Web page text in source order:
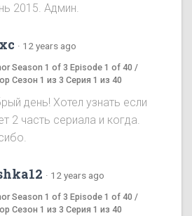
2015. Админ.
· 12 years ago
Season 1 of 3 Episode 1 of 40 /
Сезон 1 из 3 Серия 1 из 40
день! Хотел узнать если
2 часть сериала и когда.
· 12 years ago
Season 1 of 3 Episode 1 of 40 /
Сезон 1 из 3 Серия 1 из 40